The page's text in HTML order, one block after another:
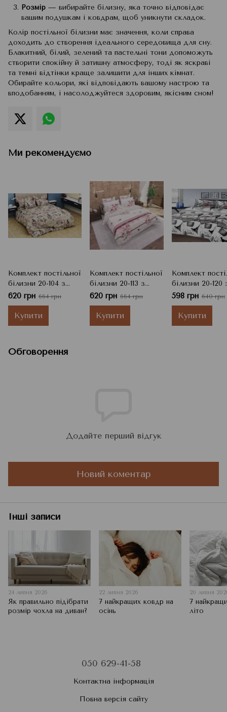
Розмір — вибирайте білизну, яка точно відповідає
вашим подушкам і ковдрам, щоб уникнути складок.
Колір постільної білизни має значення, коли справа
доходить до створення ідеального середовища для сну.
Блакитний, білий, зелений та пастельні тони допоможуть
створити спокійну й затишну атмосферу, тоді як яскраві
та темні відтінки краще залишити для інших кімнат.
Обирайте кольори, які відповідають вашому настрою та
вподобанням, і насолоджуйтеся здоровим, якісним сном!
Ми рекомендуємо
Комплект постільної
білизни 20-104 з
ранфорс Прапори
Полуторний,
Бежевий, 150x215 см,
150x215 см, 50x70 см
620 грн 664 грн
Купити
Комплект постільної
білизни 20-113 з
ранфорс Весна
рожеве Полуторний,
Рожевий, 150x215 см,
150x215 см, 50x70 см
620 грн 664 грн
Купити
Комплект
білизни 20-120
ранфорс
Полуторний,
150x215 см,
см, 50x70 см
598 грн 640 грн
Купити
Обговорення
Додайте перший відгук
Новий коментар
Інші записи
24 липня 2026
Як правильно підібрати
розмір чохла на диван?
22 липня 2026
7 найкращих ковдр на
осінь
20 липня
7
літо
050 629-41-58
Контактна інформація
Повна версія сайту